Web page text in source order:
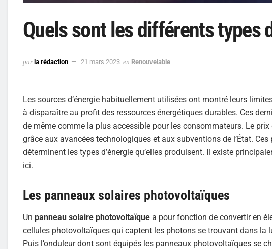
Quels sont les différents types
par la rédaction 21 mars 2023 en Renouvelable
Les sources d’énergie habituellement utilisées ont montré leurs
à disparaître au profit des ressources énergétiques durables. Ces
de même comme la plus accessible pour les consommateurs. Le
grâce aux avancées technologiques et aux subventions de l’État.
déterminent les types d’énergie qu’elles produisent. Il existe
ici.
Les panneaux solaires photovoltaïques
Un panneau solaire photovoltaïque a pour fonction de convertir en
cellules photovoltaïques qui captent les photons se trouvant dans la
Puis l’onduleur dont sont équipés les panneaux photovoltaïques se